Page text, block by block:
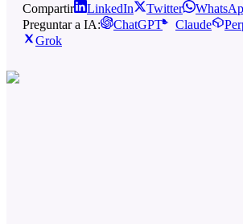
Compartir LinkedIn Twitter
Preguntar a IA:
ChatGPT Claude
Grok